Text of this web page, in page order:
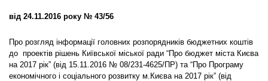
від 24.11.2016 року № 43/56
Про розгляд інформації головних розпорядників бюджетних коштів
до проектів рішень Київської міської ради “Про бюджет міста Києва
на 2017 рік” (від 15.11.2016 № 08/231-4625/ПР) та “Про Програму
економічного і соціального розвитку м.Києва на 2017 рік” (від